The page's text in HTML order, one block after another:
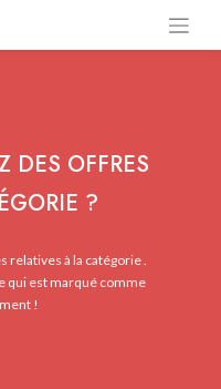
DES OFFRES
?
relatives à la catégorie .
qui est marqué comme
!